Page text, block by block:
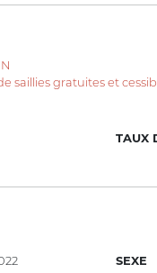
saillies gratuites et
TAUX
SEXE